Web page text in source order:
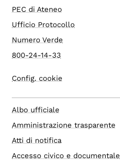
PEC di Ateneo
Ufficio Protocollo
Numero Verde
800-24-14-33
Config. cookie
Albo ufficiale
Amministrazione trasparente
Atti di notifica
Accesso civico e documentale